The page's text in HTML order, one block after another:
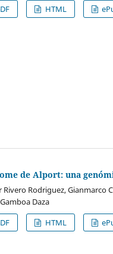
HTML
de Alport: una
Rivero Rodriguez, Gianmarco
Daza
HTML